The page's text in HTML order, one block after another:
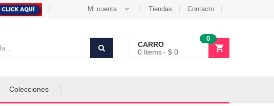
Mi cuenta Tiendas Contacto
CARRO
0
0 Items $ 0
Colecciones